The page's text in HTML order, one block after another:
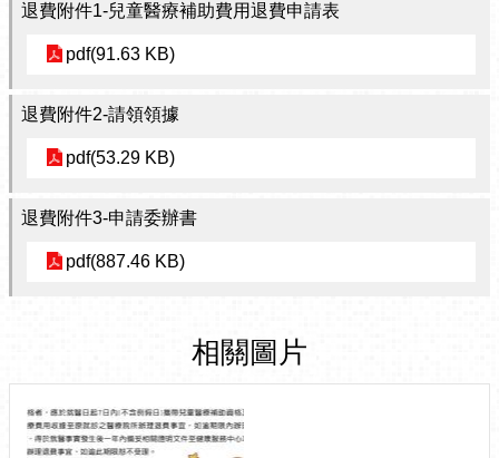
退費附件1-兒童醫療補助費用退費申請表
pdf(91.63 KB)
退費附件2-請領領據
pdf(53.29 KB)
退費附件3-申請委辦書
pdf(887.46 KB)
相關圖片